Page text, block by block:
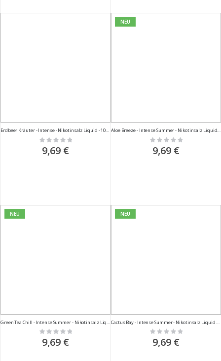
Erdbeer Kräuter - Intense - Nikotinsalz Liquid - 10ml
Rating:
9,69 €
NEU
Aloe Breeze - Intense Summer - Nikotinsalz Liquid - 10ml
Rating:
9,69 €
NEU
Rating:
0%
9,69 €
NEU
Rating:
0%
9,69 €